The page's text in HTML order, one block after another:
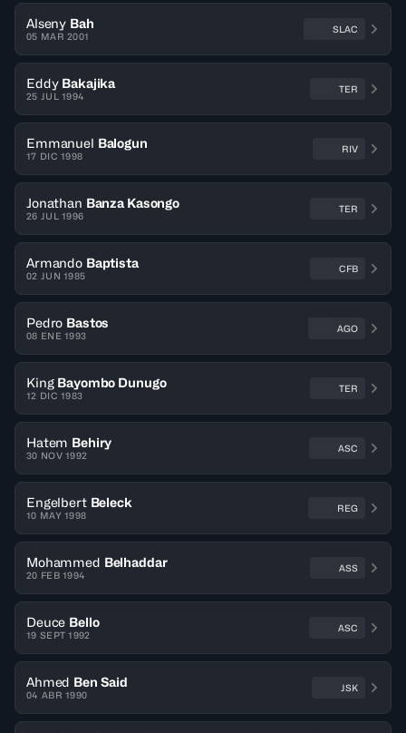
Alseny Bah
05 MAR 2001
SLAC
Eddy Bakajika
25 JUL 1994
TER
Emmanuel Balogun
17 DIC 1998
RIV
Jonathan Banza Kasongo
26 JUL 1996
TER
Armando Baptista
02 JUN 1985
CFB
Pedro Bastos
08 ENE 1993
AGO
King Bayombo Dunugo
12 DIC 1983
TER
Hatem Behiry
30 NOV 1992
ASC
Engelbert Beleck
10 MAY 1998
REG
Mohammed Belhaddar
20 FEB 1994
ASS
Deuce Bello
19 SEPT 1992
ASC
Ahmed Ben Said
04 ABR 1990
JSK